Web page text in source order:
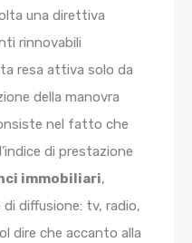
una direttiva
rinnovabili
resa attiva solo da
della manovra
nel fatto che
di prestazione
immobiliari,
diffusione: tv, radio,
dire che accanto alla